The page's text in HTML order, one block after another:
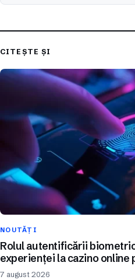
CITEȘTE ȘI
NOUTĂȚI
Rolul autentificării
experienței la cazino online
7 august 2026